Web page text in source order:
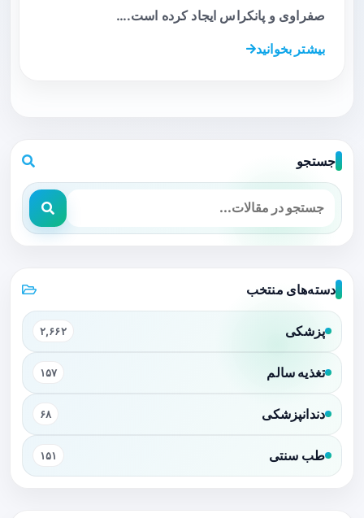
صفراوی و پانکراس ایجاد کرده است.…
بیشتر بخوانید
جستجو
دسته‌های منتخب
پزشکی ۲,۶۶۲
تغذیه سالم ۱۵۷
دندانپزشکی ۶۸
طب سنتی ۱۵۱